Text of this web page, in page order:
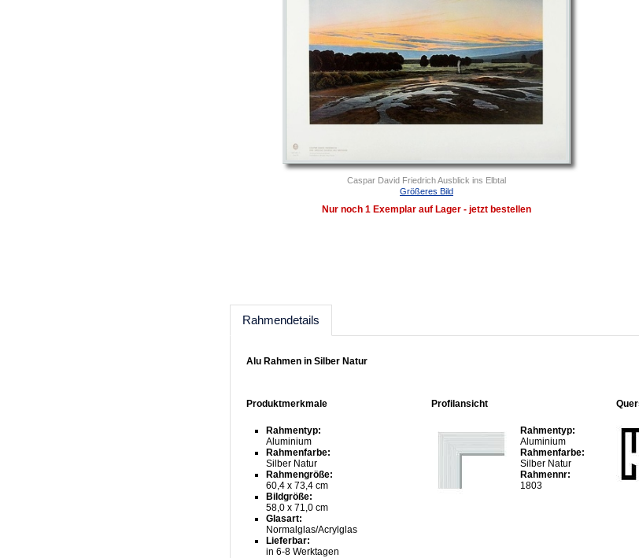
Caspar David Friedrich Ausblick ins Elbtal
Größeres Bild
Nur noch 1 Exemplar auf Lager - jetzt bestellen
Rahmendetails
Alu Rahmen in Silber Natur
Produktmerkmale
Rahmentyp:
Aluminium
Rahmenfarbe:
Silber Natur
Rahmengröße:
60,4 x 73,4 cm
Bildgröße:
58,0 x 71,0 cm
Glasart:
Normalglas/Acrylglas
Lieferbar:
in 6-8 Werktagen
Profilansicht
Rahmentyp:
Aluminium
Rahmenfarbe:
Silber Natur
Rahmennr:
1803